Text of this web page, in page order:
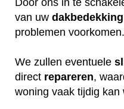
Door ons in te
van uw dakbedekking
problemen voorkomen.
We zullen eventuele
direct repareren,
woning vaak tijdig kan